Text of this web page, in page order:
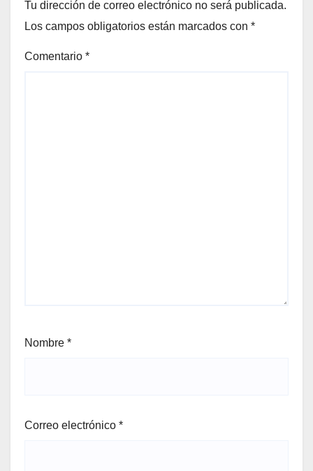
Tu dirección de correo electrónico no será publicada.
Los campos obligatorios están marcados con *
Comentario *
Nombre *
Correo electrónico *